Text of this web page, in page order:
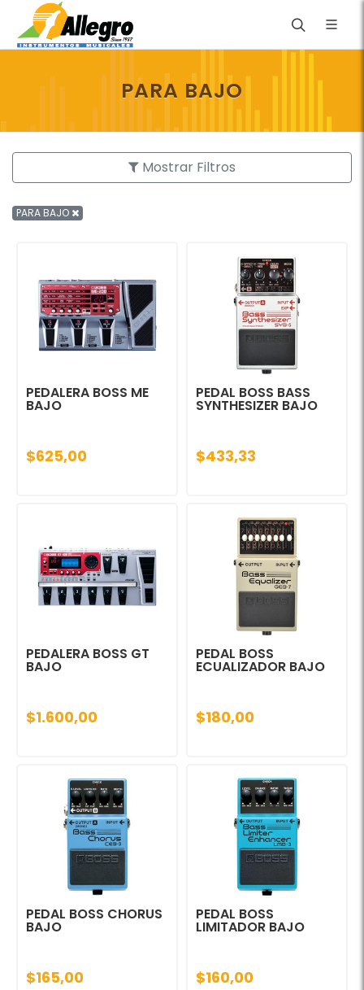
PARA BAJO
Mostrar Filtros
PARA BAJO
PEDALERA BOSS ME
BAJO
$625,00
PEDAL BOSS BASS
SYNTHESIZER BAJO
$433,33
PEDALERA BOSS GT
BAJO
$1.600,00
PEDAL BOSS
ECUALIZADOR BAJO
$180,00
PEDAL BOSS CHORUS
BAJO
$165,00
PEDAL BOSS
LIMITADOR BAJO
$160,00